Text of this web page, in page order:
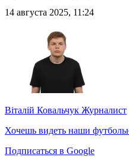
14 августа 2025, 11:24
Віталій Ковальчук Журналист
Хочешь видеть наши
Подписаться в Google